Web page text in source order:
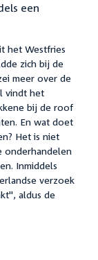
een
het Westfries
zich bij de
meer over de
vindt het
bij de roof
En wat doet
Het is niet
onderhandelen
Inmiddels
verzoek
aldus de